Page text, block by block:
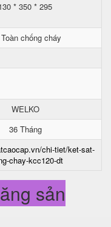
* 350 * 295
chống cháy
WELKO
36 Tháng
chi-tiet/ket-sat-
chay-kcc120-dt
sản